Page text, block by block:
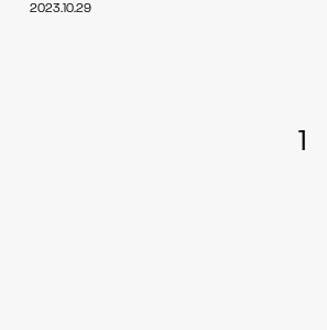
2023.10.29
1